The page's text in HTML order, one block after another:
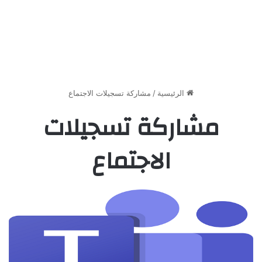
الرئيسية / مشاركة تسجيلات الاجتماع
مشاركة تسجيلات
الاجتماع